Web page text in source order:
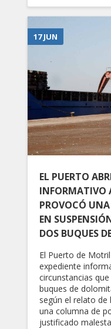
17 JUN
EL PUERTO
INFORMATIVO
PROVOCÓ
EN
DOS BUQUES
El Puerto de
expediente
circunstancias
buques de
según el relato
una columna de
justificado